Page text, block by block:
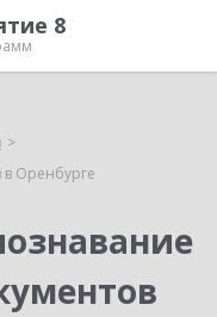
8
в Оренбурге